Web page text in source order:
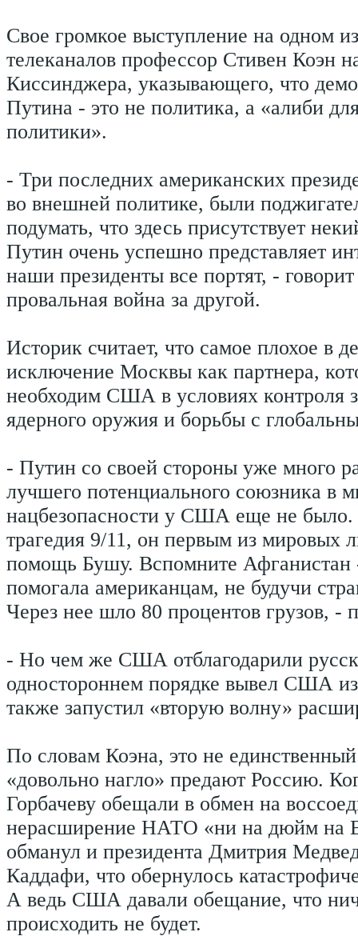
Свое громкое выступление на одном
телеканалов профессор Стивен Коэн
Киссинджера, указывающего, что
Путина - это не политика, а «алиби
политики».
- Три последних американских
во внешней политике, были
подумать, что здесь присутствует
Путин очень успешно представляет
наши президенты все портят, -
провальная война за другой.
Историк считает, что самое плохое в
исключение Москвы как партнера,
необходим США в условиях контроля
ядерного оружия и борьбы с
- Путин со своей стороны уже много
лучшего потенциального союзника в
нацбезопасности у США еще не было.
трагедия 9/11, он первым из мировых
помощь Бушу. Вспомните Афганистан
помогала американцам, не будучи
Через нее шло 80 процентов грузов, -
- Но чем же США отблагодарили
одностороннем порядке вывел США
также запустил «вторую волну»
По словам Коэна, это не
«довольно нагло» предают Россию.
Горбачеву обещали в обмен на
нерасширение НАТО «ни на дюйм на
обманул и президента Дмитрия
Каддафи, что обернулось
А ведь США давали обещание, что
происходить не будет.